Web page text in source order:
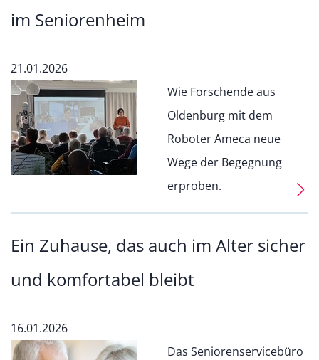
im Seniorenheim
21.01.2026
Wie Forschende aus
Oldenburg mit dem
Roboter Ameca neue
Wege der Begegnung
erproben.
Ein Zuhause, das auch im Alter sicher
und komfortabel bleibt
16.01.2026
Das Seniorenservicebüro